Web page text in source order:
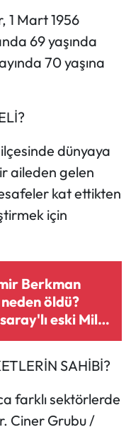
1 Mart 1956
69 yaşında
70 yaşına
dünyaya
aileden gelen
kat ettikten
için
Berkman
öldü?
eski Milli
Candemir
kaç yaşında
kaybetti?SAHİBİ?
farklı sektörlerde
Ciner Grubu /